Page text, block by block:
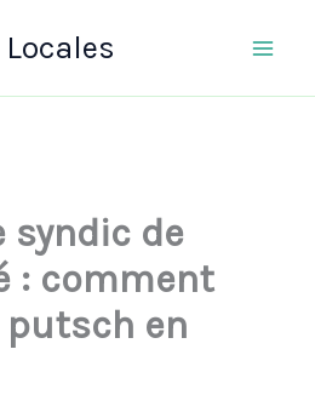
syndic de
: comment
putsch en